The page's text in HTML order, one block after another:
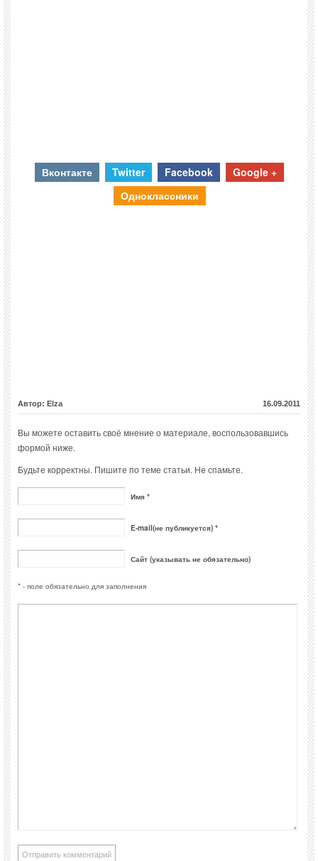
Вконтакте Twitter Facebook
Google +
Одноклассники
Автор: Elza 16.09.2011
Вы можете оставить своё мнение о материале, воспользовавшись
формой ниже.
Будьте корректны. Пишите по теме статьи. Не спамьте.
Имя *
E-mail(не публикуется) *
Сайт (указывать не обязательно)
* - поле обязательно для заполнения